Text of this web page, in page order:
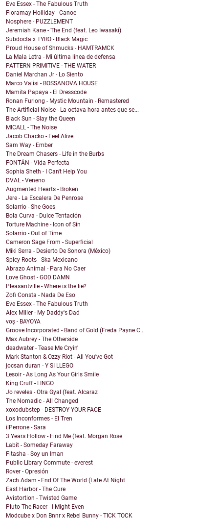
Eve Essex - The Fabulous Truth
Floramay Holliday - Canoe
Nosphere - PUZZLEMENT
Jeremiah Kane - The End (feat. Leo Iwasaki)
Subdocta x TYRO - Black Magic
Proud House of Shmucks - HAMTRAMCK
La Mala Letra - Mi última línea de defensa
PATTERN PRIMITIVE - THE WATER
Daniel Marchan Jr - Lo Siento
Marco Valisi - BOSSANOVA HOUSE
Mamita Papaya - El Dresscode
Ronan Furlong - Mystic Mountain - Remastered
The Artificial Noise - La octava hora antes que se...
Black Sun - Slay the Queen
MICALL - The Noise
Jacob Chacko - Feel Alive
Sam Way - Ember
The Dream Chasers - Life in the Burbs
FONTÁN - Vida Perfecta
Sophia Sheth - I Can't Help You
DVAL - Veneno
Augmented Hearts - Broken
Jere - La Escalera De Penrose
Solarrio - She Goes
Bola Curva - Dulce Tentación
Torture Machine - Icon of Sin
Solarrio - Out of Time
Cameron Sage From - Superficial
Miki Serra - Desierto De Sonora (México)
Spicy Roots - Ska Mexicano
Abrazo Animal - Para No Caer
Love Ghost - GOD DAMN
Pleasantville - Where is the lie?
Zofi Consta - Nada De Eso
Eve Essex - The Fabulous Truth
Alex Miller - My Daddy's Dad
voş - BAYOYA
Groove Incorporated - Band of Gold (Freda Payne C...
Max Aubrey - The Otherside
deadwater - Tease Me Cryin'
Mark Stanton & Ozzy Riot - All You've Got
jocsan duran - Y SI LLEGO
Lesoir - As Long As Your Girls Smile
King Cruff - LINGO
Jo reveles - Otra Gyal (feat. Alcaraz
The Nomadic - All Changed
xoxodubstep - DESTROY YOUR FACE
Los Inconformes - El Tren
ilPerrone - Sara
3 Years Hollow - Find Me (feat. Morgan Rose
Labit - Someday Faraway
Fitasha - Soy un Iman
Public Library Commute - everest
Rover - Opresión
Zach Adam - End Of The World (Late At Night
East Harbor - The Cure
Avistortion - Twisted Game
Pluto The Racer - I Might Even
Modcube x Don Bnnr x Rebel Bunny - TICK TOCK